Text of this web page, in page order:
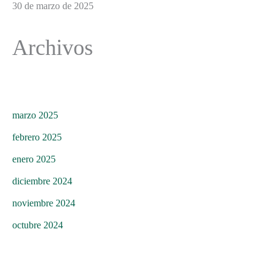
30 de marzo de 2025
Archivos
marzo 2025
febrero 2025
enero 2025
diciembre 2024
noviembre 2024
octubre 2024